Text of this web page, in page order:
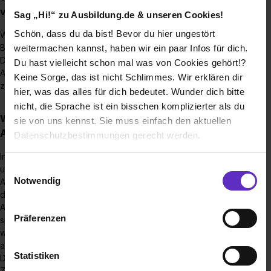
Sag „Hi!“ zu Ausbildung.de & unseren Cookies!
Schön, dass du da bist! Bevor du hier ungestört
weitermachen kannst, haben wir ein paar Infos für dich.
Du hast vielleicht schon mal was von Cookies gehört!?
Keine Sorge, das ist nicht Schlimmes. Wir erklären dir
hier, was das alles für dich bedeutet. Wunder dich bitte
nicht, die Sprache ist ein bisschen komplizierter als du
sie von uns kennst. Sie muss einfach den aktuellen
Datenschutzbestimmungen gerecht werden.
Benutzung der Webseite getroffenen Einstellungen zu
Webseite zu analysieren („Statistiken“), um
Informationen zu deiner Verwendung unserer Website an
Notwendig
Präferenzen
Statistiken
vergütet?
Wir zahlen nach der tariflichen Ausbildungsvergütung des
Bundesinstitut für Berufsbildung.
Demnach bekommt man als Kaufmann/-frau für Groß- und
Außenhandelsmanagement im ersten Lehrjahr 1031€, im
zweiten. 1102€ und im letzten Lehrjahr 1181€.
Wie sieht die Betreuung während einer
Ausbildung in Ihrem Betrieb aus?
In unserem Unternehmen legen wir großen Wert auf eine
umfassende und persönliche Betreuung unserer
Auszubildenden. In jeder Abteilung, durch die du während
deiner Ausbildungszeit rotierst, steht dir ein fester
Ansprechpartner zur Seite. Dieser Ansprechpartner ist
speziell als Ausbilder ausgebildet und hat die Rolle, dir
während deiner gesamten Zeit in der jeweiligen Abteilung
als Mentor und Unterstützung zur Verfügung zu stehen.
Darüber hinaus gibt es in unserem Betrieb auch eine enge